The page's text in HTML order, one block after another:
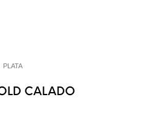
PLATA
CALADO